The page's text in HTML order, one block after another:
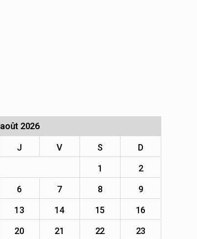
août 2026
J V S
D
1
2
6 7 8
9
13 14 15
16
20 21 22
23